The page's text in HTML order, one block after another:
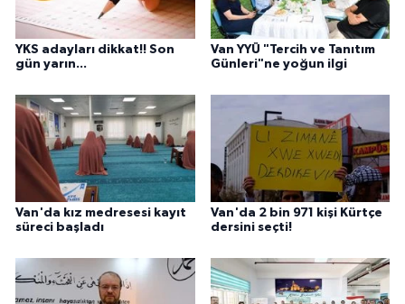
YKS adayları dikkat!! Son
gün yarın...
Van YYÜ "Tercih ve Tanıtım
Günleri"ne yoğun ilgi
Van'da kız medresesi kayıt
süreci başladı
Van'da 2 bin 971 kişi Kürtçe
dersini seçti!